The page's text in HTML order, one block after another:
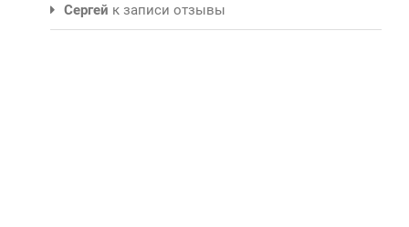
Сергей к записи отзывы